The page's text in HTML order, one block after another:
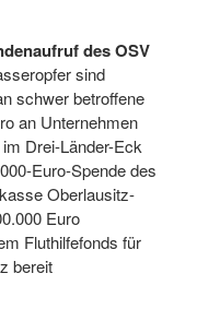
des OSV
sind
schwer betroffene
an Unternehmen
Drei-Länder-Eck
Euro-Spende des
Oberlausitz-
Euro
Fluthilfefonds für
bereit